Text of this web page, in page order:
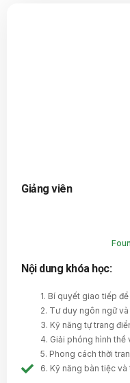
Giảng viên
Nội dung khóa học:
1. Bí quyết giao tiếp
2. Tư duy ngôn ngữ
3. Kỹ năng tự trang
4. Giải phóng hình thể
5. Phong cách thời
6. Kỹ năng bàn tiệc